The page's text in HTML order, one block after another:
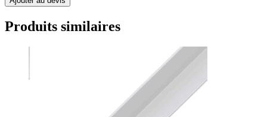
Produits similaires